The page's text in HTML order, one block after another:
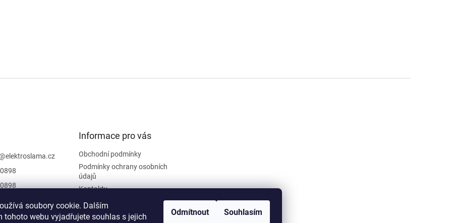
soubory cookie. Dalším
tohoto webu vyjadřujete souhlas s jejich
Odmítnout Souhlasím
elektroslama.cz
na
Informace pro vás
Obchodní podmínky
Podmínky ochrany osobních
údajů
Kontakty